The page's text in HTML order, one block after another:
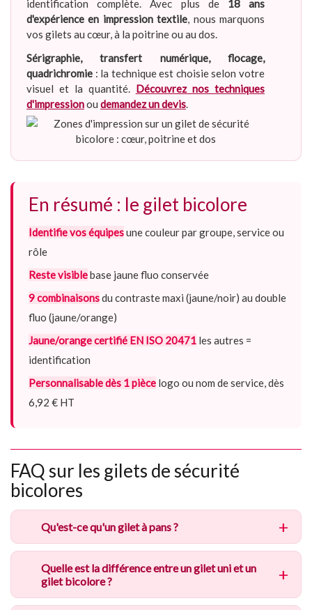
identification complète. Avec plus de 18 ans
d'expérience en impression textile, nous marquons
vos gilets au cœur, à la poitrine ou au dos.
Sérigraphie, transfert numérique, flocage,
quadrichromie : la technique est choisie selon votre
visuel et la quantité. Découvrez nos techniques
d'impressionou demandez un devis.
En résumé : le gilet bicolore
Identifie vos équipesune couleur par groupe, service ou
rôle
Reste visiblebase jaune fluo conservée
9 combinaisonsdu contraste maxi (jaune/noir) au double
fluo (jaune/orange)
Jaune/orange certifié EN ISO 20471 les autres =
identification
Personnalisable dès 1 pièce logo ou nom de service, dès
6,92 € HT
FAQ sur les gilets de sécurité
bicolores
Qu'est-ce qu'un gilet à pans ?
Quelle est la différence entre un gilet uni et un
gilet bicolore ?